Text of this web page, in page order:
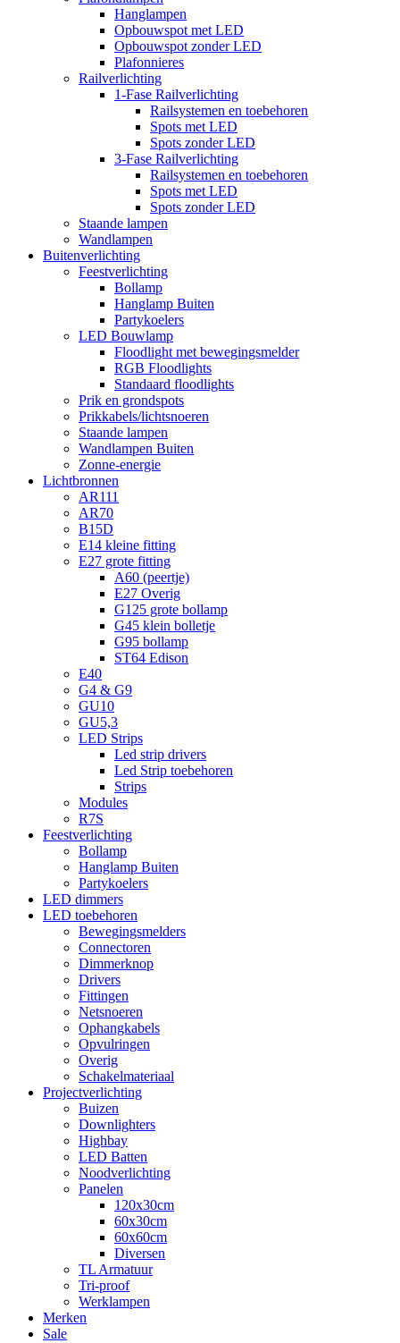
Hanglampen
Opbouwspot met LED
Opbouwspot zonder LED
Plafonnieres
Railverlichting
1-Fase Railverlichting
Railsystemen en toebehoren
Spots met LED
Spots zonder LED
3-Fase Railverlichting
Railsystemen en toebehoren
Spots met LED
Spots zonder LED
Staande lampen
Wandlampen
Buitenverlichting
Feestverlichting
Bollamp
Hanglamp Buiten
Partykoelers
LED Bouwlamp
Floodlight met bewegingsmelder
RGB Floodlights
Standaard floodlights
Prik en grondspots
Prikkabels/lichtsnoeren
Staande lampen
Wandlampen Buiten
Zonne-energie
Lichtbronnen
AR111
AR70
B15D
E14 kleine fitting
E27 grote fitting
A60 (peertje)
E27 Overig
G125 grote bollamp
G45 klein bolletje
G95 bollamp
ST64 Edison
E40
G4 & G9
GU10
GU5,3
LED Strips
Led strip drivers
Led Strip toebehoren
Strips
Modules
R7S
Feestverlichting
Bollamp
Hanglamp Buiten
Partykoelers
LED dimmers
LED toebehoren
Bewegingsmelders
Connectoren
Dimmerknop
Drivers
Fittingen
Netsnoeren
Ophangkabels
Opvulringen
Overig
Schakelmateriaal
Projectverlichting
Buizen
Downlighters
Highbay
LED Batten
Noodverlichting
Panelen
120x30cm
60x30cm
60x60cm
Diversen
TL Armatuur
Tri-proof
Werklampen
Merken
Sale